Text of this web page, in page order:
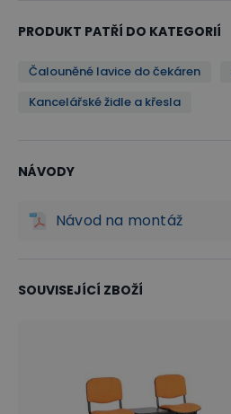
PRODUKT PATŘÍ DO KATEGORIÍ
Čalouněné lavice do čekáren
Kancelářské židle a křesla
NÁVODY
Návod na montáž
SOUVISEJÍCÍ ZBOŽÍ